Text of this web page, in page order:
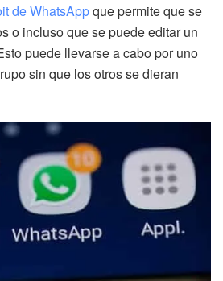
de WhatsAppque permite que se
o incluso que se puede editar un
puede llevarse a cabo por uno
sin que los otros se dieran